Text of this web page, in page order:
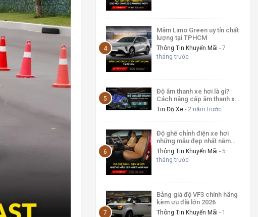
Mâm Limo Green uy tín chất
lượng tại TPHCM
Thông Tin Khuyến Mãi - 7
tháng trước
Độ âm thanh xe hơi là gì?
Cách nâng cấp âm thanh xe
hơi hiệu quả
Tin Độ Xe - 2 năm trước
Độ ghế chỉnh điện xe hơi
những mẫu đẹp nhất năm
nay
Thông Tin Khuyến Mãi - 5
tháng trước
Bảng giá độ VF3 chính hãng
kèm ưu đãi lớn 2026
Thông Tin Khuyến Mãi - 1